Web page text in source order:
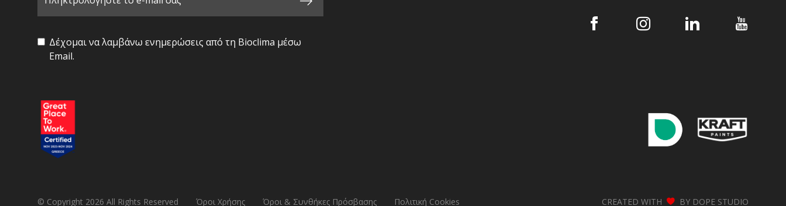
Δέχομαι να λαμβάνω ενημερώσεις από τη Bioclima μέσω
Email.
CREATED WITH BY DOPE STUDIO
© Copyright 2026 All Rights Reserved Όροι Xρήσης Όροι & Συνθήκες Πρόσβασης Πολιτική Cookies